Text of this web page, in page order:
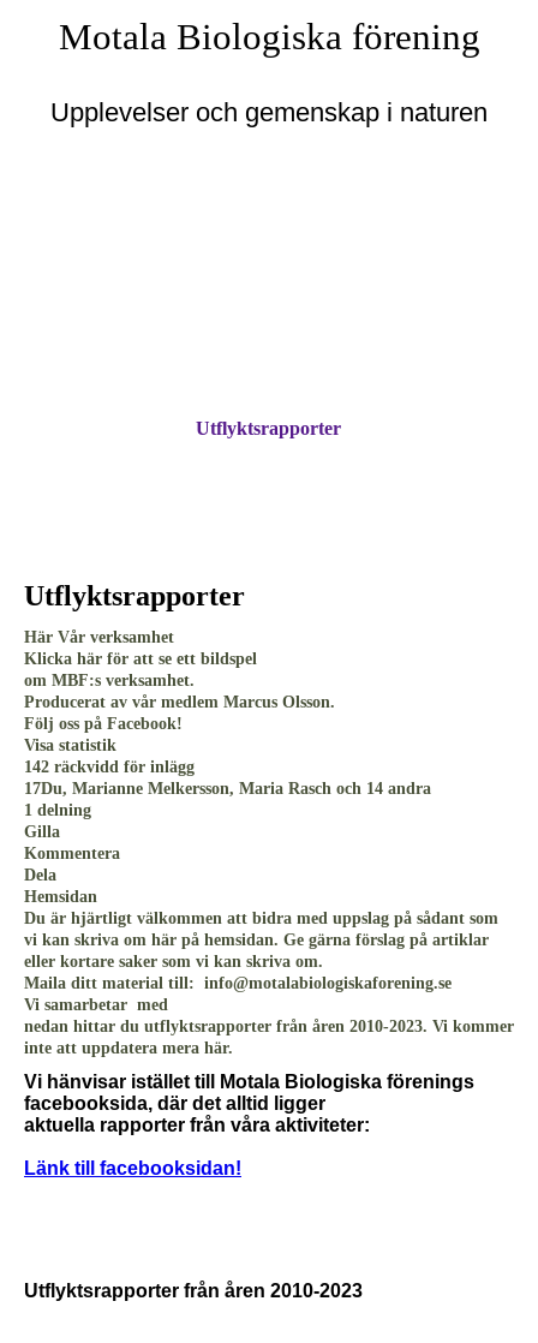
Motala Biologiska förening
Upplevelser och gemenskap i naturen
Utflyktsrapporter
Utflyktsrapporter
Här Vår verksamhet
Klicka här för att se ett bildspel
om MBF:s verksamhet.
Producerat av vår medlem Marcus Olsson.
Följ oss på Facebook!
Visa statistik
142 räckvidd för inlägg
17Du, Marianne Melkersson, Maria Rasch och 14 andra
1 delning
Gilla
Kommentera
Dela
Hemsidan
Du är hjärtligt välkommen att bidra med uppslag på sådant som
vi kan skriva om här på hemsidan. Ge gärna förslag på artiklar
eller kortare saker som vi kan skriva om.
Maila ditt material till: info@motalabiologiskaforening.se
Vi samarbetar med
nedan hittar du utflyktsrapporter från åren 2010-2023. Vi kommer
inte att uppdatera mera här.
Vi hänvisar istället till Motala Biologiska förenings
facebooksida, där det alltid ligger
aktuella rapporter från våra aktiviteter:
Länk till facebooksidan!
Utflyktsrapporter från åren 2010-2023